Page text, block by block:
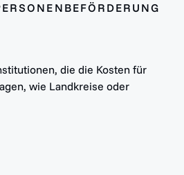
die die Kosten für
wie Landkreise oder